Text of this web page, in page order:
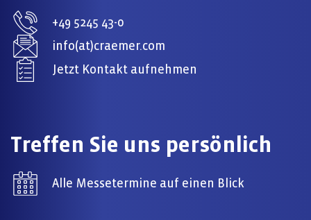
+49 5245 43-0
info(at)craemer.com
Jetzt Kontakt aufnehmen
Treffen Sie uns persönlich
Alle Messetermine auf einen Blick